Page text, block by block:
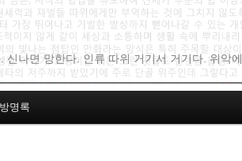
나면 망한다. 인류 따위 거기서 거기다. 위악
방명록